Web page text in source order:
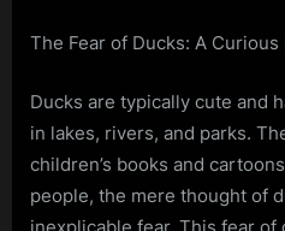
The Fear of Ducks: A
Ducks are typically cute and
in lakes, rivers, and parks.
children’s books and
people, the mere thought of